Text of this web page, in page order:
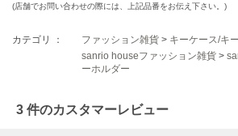
(店舗でお問い合わせの際には、上記品番をお伝え下さい。)
カテゴリ ： ファッション雑貨> キーケース/キ
sanrio houseファッション雑貨>
ーホルダー
3 件のカスタマーレビュー